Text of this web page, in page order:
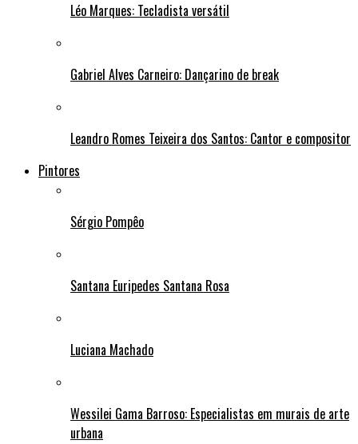
Léo Marques: Tecladista versátil
Gabriel Alves Carneiro: Dançarino de break
Leandro Romes Teixeira dos Santos: Cantor e compositor
Pintores
Sérgio Pompêo
Santana Euripedes Santana Rosa
Luciana Machado
Wessilei Gama Barroso: Especialistas em murais de arte
urbana